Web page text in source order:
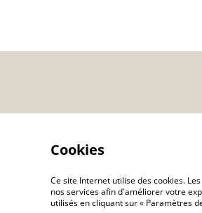
©2026 Charlolili
Cookies
Ce site Internet utilise des cookies.
nos services afin d'améliorer votre
utilisés en cliquant sur « Paramètres